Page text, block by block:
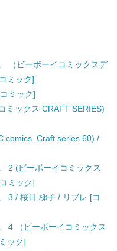
（ビーボーイコミックスデ
ミック]
ミック]
ミックス CRAFT SERIES)
comics. Craft series 60) /
2 (ビーボーイコミックス
ミック]
3 / 桜日 梯子 / リブレ [コ
4 （ビーボーイコミックス
ック]